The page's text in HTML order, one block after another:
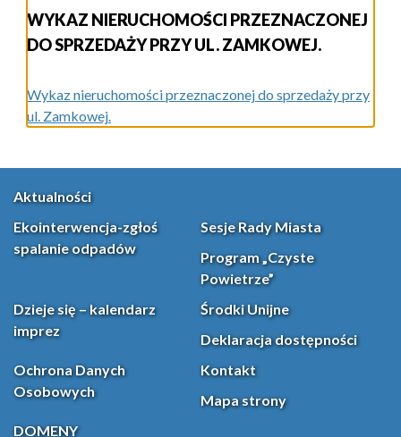
WYKAZ NIERUCHOMOŚCI PRZEZNACZONEJ
DO SPRZEDAŻY PRZY UL. ZAMKOWEJ.
Wykaz nieruchomości przeznaczonej do sprzedaży przy
ul. Zamkowej.
Aktualności
Ekointerwencja-zgłoś
spalanie odpadów
Sesje Rady Miasta
Program „Czyste
Powietrze”
Dzieje się – kalendarz
imprez
Środki Unijne
Deklaracja dostępności
Ochrona Danych
Osobowych
Kontakt
Mapa strony
DOMENY